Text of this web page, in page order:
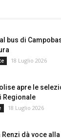
bus di
18 Luglio 2026
apre le
Regionale
18 Luglio 2026
Renzi dà voce